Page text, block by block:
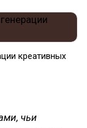
креативных
чьи